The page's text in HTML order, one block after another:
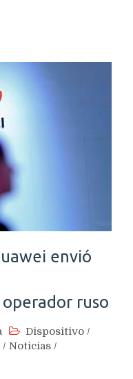
envió
ruso
Dispositivo /
/ Noticias /